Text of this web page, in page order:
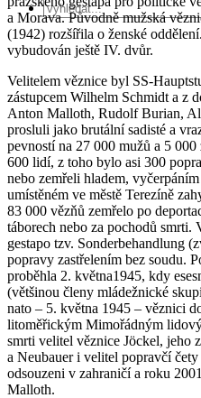
a Morava. Původně mužská
(1942) rozšířila o ženské
vybudován ještě IV. dvůr.
Velitelem věznice byl SS-
zástupcem Wilhelm Schmidt a z
Anton Malloth, Rudolf Burian,
prosluli jako brutální sadisté a
pevností na 27 000 mužů a 5
600 lidí, z toho bylo asi 300
nebo zemřeli hladem,
umístěném ve městě Terezíně
83 000 vězňů zemřelo po
táborech nebo za pochodů
gestapo tzv. Sonderbehandlung
popravy zastřelením bez soudu.
proběhla 2. května1945, kdy
(většinou členy mládežnické
nato – 5. května 1945 – věznici
litoměřickým Mimořádným
smrti velitel věznice Jöckel, jeho
a Neubauer i velitel popravčí
odsouzeni v zahraničí a roku
Malloth.